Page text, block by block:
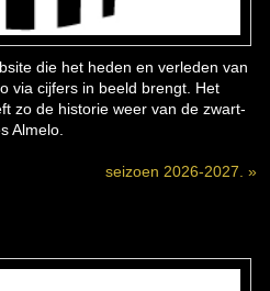
die het heden en verleden van
via cijfers in beeld brengt. Het
zo de historie weer van de zwart-
Almelo.
seizoen 2026-2027. »